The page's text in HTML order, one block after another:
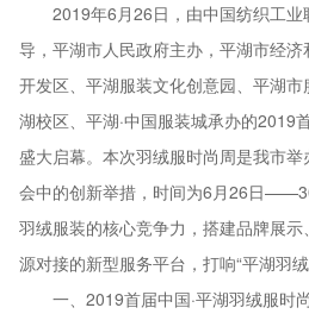
2019年6月26日，由中国纺织工
导，平湖市人民政府主办，平湖市经
开发区、平湖服装文化创意园、平湖
湖校区、平湖·中国服装城承办的2019
盛大启幕。本次羽绒服时尚周是我市
会中的创新举措，时间为6月26日
羽绒服装的核心竞争力，搭建品牌展
源对接的新型服务平台，打响“平湖羽绒
一、2019首届中国·平湖羽绒服时